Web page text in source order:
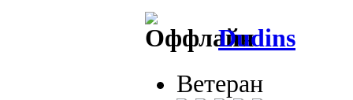
Dudins
Ветеран